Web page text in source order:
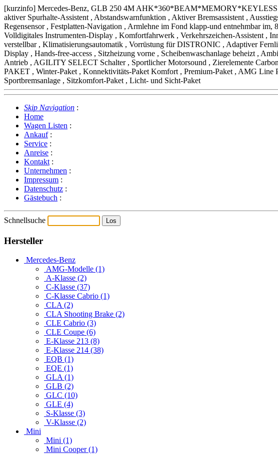
[kurzinfo] Mercedes-Benz, GLB 250 4M AHK*360*BEAM*MEMORY*KEYLESS
aktiver Spurhalte-Assistent , Abstandswarnfunktion , Aktiver Bremsassistent ,
Regensensor , Festplatten-Navigation , Armlehne im Fond klapp-und entnehmbar
Volldigitales Instrumenten-Display , Komfortfahrwerk , Verkehrszeichen-Assistent ,
verstellbar , Klimatisierungsautomatik , Vorrüstung für DISTRONIC , Adaptiver
Display , Hands-free-access , Sitzheizung vorne , Scheibenwaschanlage beheizt ,
Antrieb , AGILITY SELECT Schalter , Sportlicher Motorsound , Zierelemente
PAKET , Winter-Paket , Konnektivitäts-Paket Komfort , Premium-Paket , AMG
Sportbremsanlage , Sitzkomfort-Paket , Licht- und Sicht-Paket
Skip Navigation :
Home
Wagen Listen :
Ankauf:
Service :
Anreise :
Kontakt :
Unternehmen :
Impressum :
Datenschutz :
Gästebuch :
Schnellsuche
Hersteller
Mercedes-Benz
AMG-Modelle (1)
A-Klasse (2)
C-Klasse (37)
C-Klasse Cabrio (1)
CLA (2)
CLA Shooting Brake (2)
CLE Cabrio (3)
CLE Coupe (6)
E-Klasse 213 (8)
E-Klasse 214 (38)
EQB (1)
EQE (1)
GLA (1)
GLB (2)
GLC (10)
GLE (4)
S-Klasse (3)
V-Klasse (2)
Mini
Mini (1)
Mini Cooper (1)